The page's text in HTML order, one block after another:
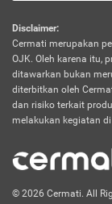
Disclaimer:
Cermati merupakan
OJK. Oleh karena itu,
ditawarkan bukan
diterbitkan oleh
dan risiko terkait
melakukan kegiatan
© 2026 Cermati. All